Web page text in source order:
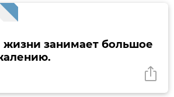
жизни занимает большое